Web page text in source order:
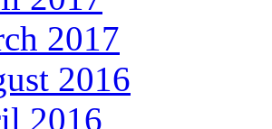
2017
2016
2016